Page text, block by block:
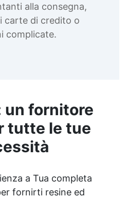
alla consegna,
carte di credito o
complicate.
un fornitore
tutte le tue
a Tua completa
fornirti resine ed